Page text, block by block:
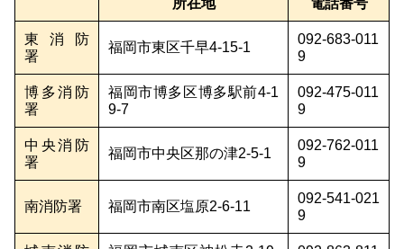
所在地 電話番号
東消防
署
福岡市東区千早4-15-1
092-683-011
9
博多消防
署
福岡市博多区博多駅前4-1
9-7
092-475-011
9
中央消防
署
福岡市中央区那の津2-5-1
092-762-011
9
南消防署 福岡市南区塩原2-6-11
092-541-021
9